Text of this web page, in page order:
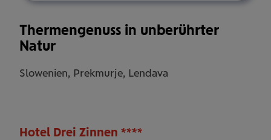
Thermengenuss in unberührter
Natur
Slowenien, Prekmurje, Lendava
Hotel Drei Zinnen ****